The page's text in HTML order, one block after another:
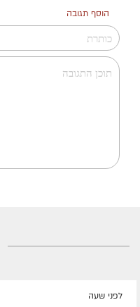
הוסף תגובה
לפני שעה